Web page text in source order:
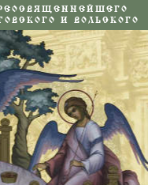
И ВОЛЬСКОГО